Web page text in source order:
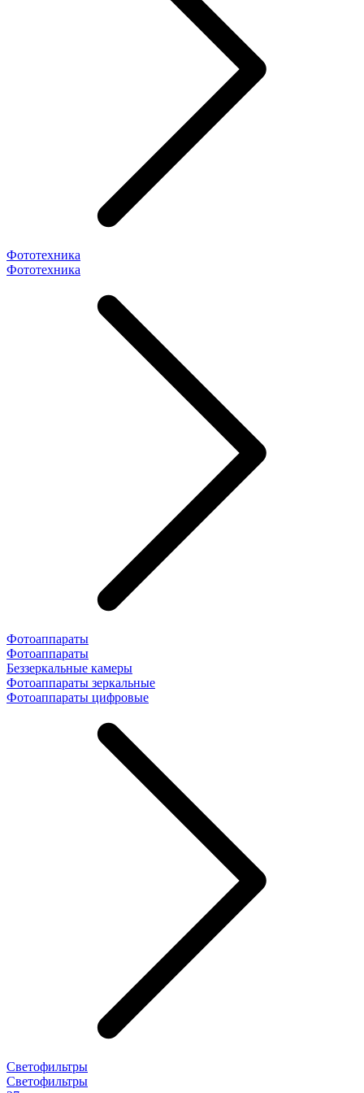
Фототехника
Фототехника
Фотоаппараты
Фотоаппараты
Беззеркальные камеры
Фотоаппараты зеркальные
Фотоаппараты цифровые
Светофильтры
Светофильтры